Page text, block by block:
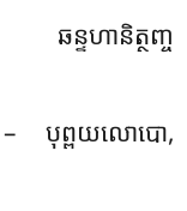
ន្ទហានិត្ថញ្ច
បុព្ពយលោបោ,